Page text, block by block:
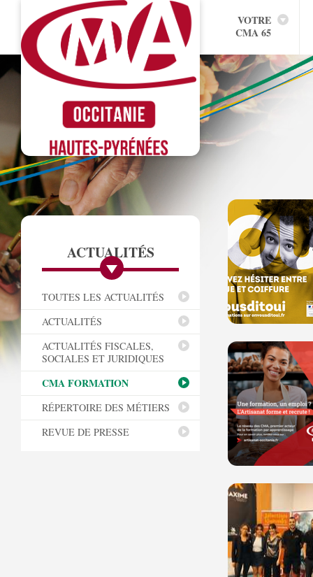
VOTRE
CMA 65
ACTUALITÉS
TOUTES LES ACTUALITÉS
ACTUALITÉS
ACTUALITÉS FISCALES,
SOCIALES ET JURIDIQUES
CMA FORMATION
RÉPERTOIRE DES MÉTIERS
REVUE DE PRESSE